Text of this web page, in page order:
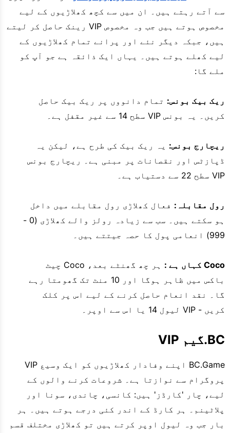
سے آتے رہتے ہیں۔ ان میں سے کچھ کھلاڑیوں کے لیے
مخصوص ہوتے ہیں جب وہ مخصوص VIP رینک حاصل کر لیتے
ہیں، جبکہ دیگر نئے اور پرانے تمام کھلاڑیوں کے
لیے کھلے ہوتے ہیں۔ یہاں ایک ذائقہ ہے جو آپ کو
ملے گا:
ریک بیک بونس: تمام دانووں پر ریک بیک حاصل
کریں۔ یہ بونس VIP سطح 14 سے غیر مقفل ہے۔
ریچارج بونس: یہ ریک بیک کی طرح ہے، لیکن یہ
ڈپازٹس اور نقصانات پر مبنی ہے۔ ریچارج بونس
VIP سطح 22 سے دستیاب ہے۔
رول مقابلہ: فعال کھلاڑی رول مقابلے میں داخل
ہو سکتے ہیں۔ سب سے زیادہ رولز والے کھلاڑی (0 -
999) انعامی پول کا حصہ جیتتے ہیں۔
Coco کہاں ہے :
ہر چھ گھنٹے بعد، Coco چیٹ
باکس میں ظاہر ہوگا اور 10 منٹ تک گھومتا رہے
گا۔ نقد انعام حاصل کرنے کے لیے اس پر کلک
کریں - VIP لیول 14 یا اس سے اوپر۔
BC.گیم VIP
BC.Game اپنے وفادار کھلاڑیوں کو ایک وسیع VIP
پروگرام سے نوازتا ہے۔ شروعات کرنے والوں کے
لیے، چار 'کارڈز' ہیں: کانسی، چاندی، سونا اور
پلاٹینم۔ ہر کارڈ کے اندر کئی درجے ہوتے ہیں۔ ہر
بار جب وہ لیول اوپر کرتے ہیں تو کھلاڑی مختلف قسم